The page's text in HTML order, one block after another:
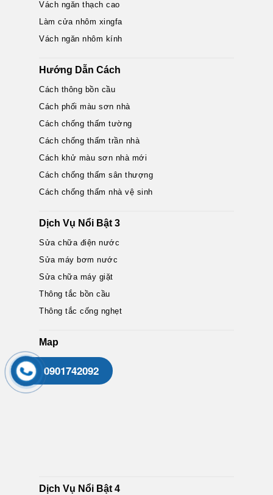
Vách ngăn thạch cao
Làm cửa nhôm xingfa
Vách ngăn nhôm kính
Hướng Dẫn Cách
Cách thông bồn cầu
Cách phối màu sơn nhà
Cách chống thấm tường
Cách chống thấm trần nhà
Cách khử màu sơn nhà mới
Cách chống thấm sân thượng
Cách chống thấm nhà vệ sinh
Dịch Vụ Nổi Bật 3
Sửa chữa điện nước
Sửa máy bơm nước
Sửa chữa máy giặt
Thông tắc bồn cầu
Thông tắc cống nghẹt
Map
Dịch Vụ Nổi Bật 4
0901742092